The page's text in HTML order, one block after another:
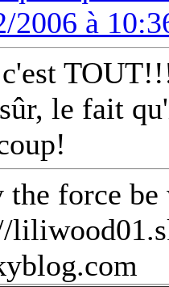
2006 à
le fait
the force